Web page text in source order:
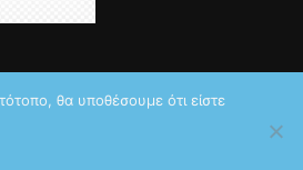
θα υποθέσουμε ότι είστε